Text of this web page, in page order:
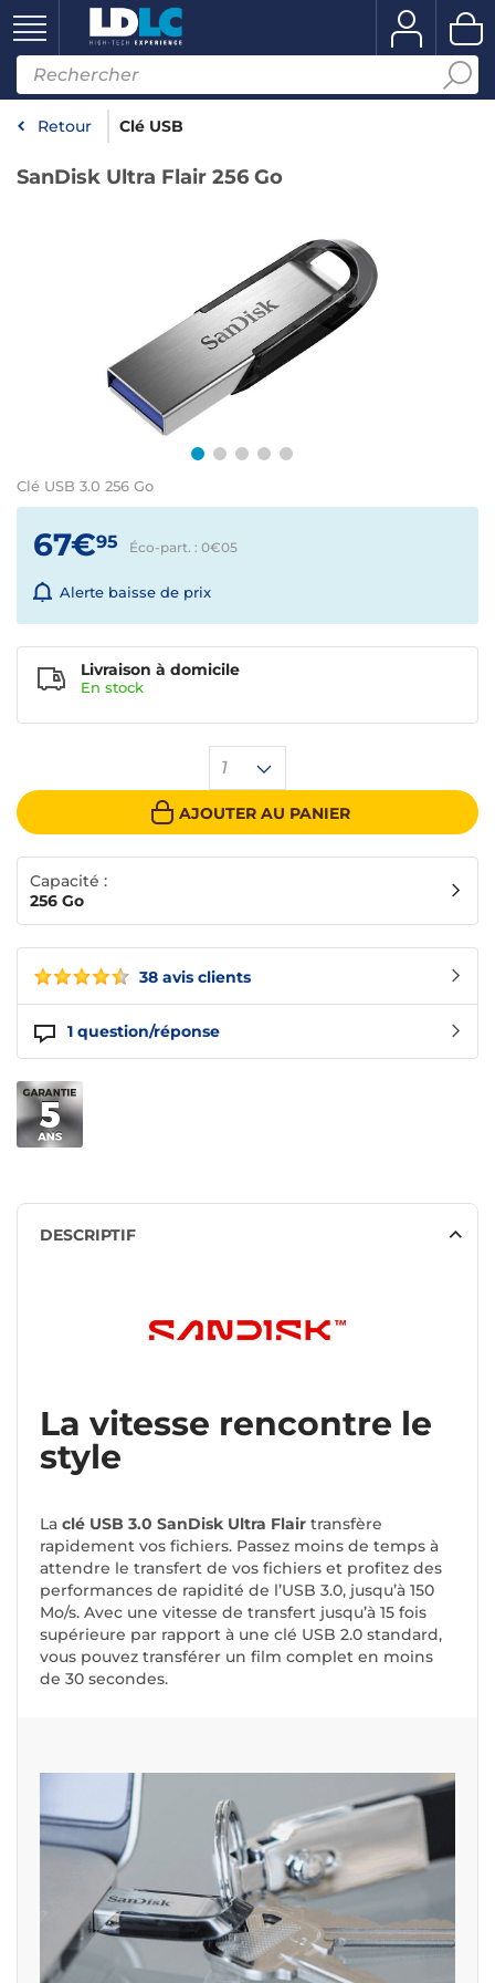
Retour Clé USB
SanDisk Ultra Flair 256 Go
Clé USB 3.0 256 Go
38 avis clients
1 question/réponse
67€95 Éco-part. : 0€05
Alerte baisse de prix
1
AJOUTER AU PANIER
Livraison à domicile
En stock
Capacité :
256 Go
DESCRIPTIF
La vitesse rencontre le
style
La clé USB 3.0 SanDisk Ultra Flair transfère
rapidement vos fichiers. Passez moins de temps à
attendre le transfert de vos fichiers et profitez des
performances de rapidité de l’USB 3.0, jusqu’à 150
Mo/s. Avec une vitesse de transfert jusqu’à 15 fois
supérieure par rapport à une clé USB 2.0 standard,
vous pouvez transférer un film complet en moins
de 30 secondes.